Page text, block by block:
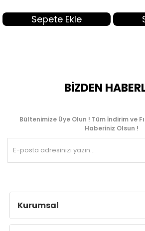
Sepete Ekle
BİZDEN
Bültenimize Üye Olun ! Tüm İndirim ve
Haberiniz Olsun !
Kurumsal